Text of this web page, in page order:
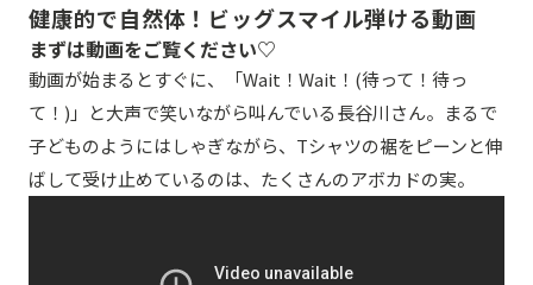
健康的で自然体！ビッグスマイル弾ける動画
まずは動画をご覧ください♡
動画が始まるとすぐに、「Wait！Wait！(待って！待っ
て！)」と大声で笑いながら叫んでいる長谷川さん。まるで
子どものようにはしゃぎながら、Tシャツの裾をピーンと伸
ばして受け止めているのは、たくさんのアボカドの実。